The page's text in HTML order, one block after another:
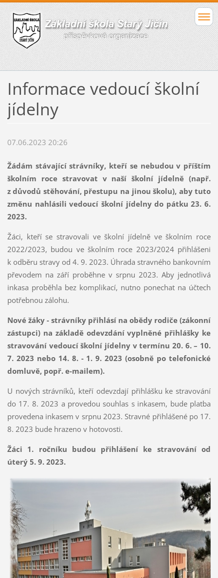
Informace vedoucí školní
jídelny
07.06.2023 20:26
Žádám stávající strávníky, kteří se nebudou v příštím
školním roce stravovat v naší školní jídelně (např.
z důvodů stěhování, přestupu na jinou školu), aby tuto
změnu nahlásili vedoucí školní jídelny do pátku 23. 6.
2023.
Žáci, kteří se stravovali ve školní jídelně ve školním roce
2022/2023, budou ve školním roce 2023/2024 přihlášeni
k odběru stravy od 4. 9. 2023. Úhrada stravného bankovním
převodem na září proběhne v srpnu 2023. Aby jednotlivá
inkasa proběhla bez komplikací, nutno ponechat na účtech
potřebnou zálohu.
Nové žáky - strávníky přihlásí na obědy rodiče (zákonní
zástupci) na základě odevzdání vyplněné přihlášky ke
stravování vedoucí školní jídelny v termínu 20. 6. – 10.
7. 2023 nebo 14. 8. - 1. 9. 2023 (osobně po telefonické
domluvě, popř. e-mailem).
U nových strávníků, kteří odevzdají přihlášku ke stravování
do 17. 8. 2023 a provedou souhlas s inkasem, bude platba
provedena inkasem v srpnu 2023. Stravné přihlášené po 17.
8. 2023 bude hrazeno v hotovosti.
Žáci 1. ročníku budou přihlášení ke stravování od
úterý 5. 9. 2023.